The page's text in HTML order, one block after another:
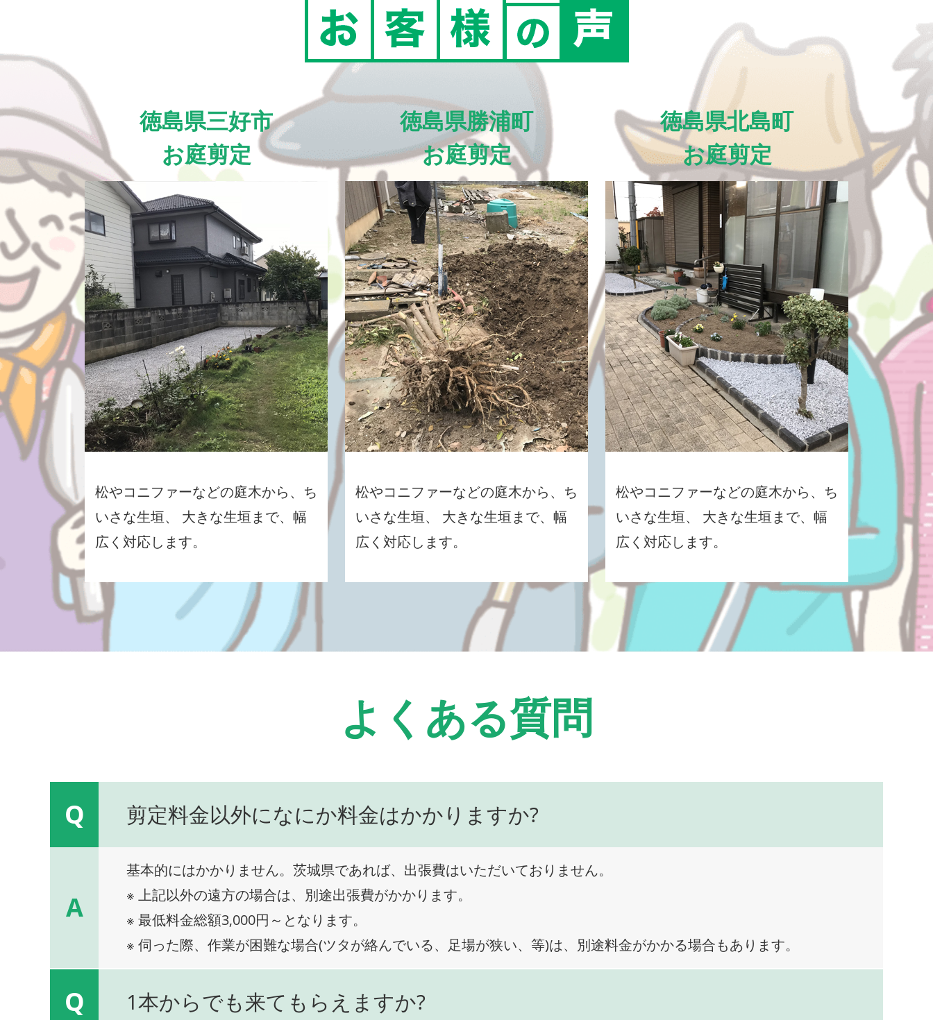
徳島県三好市
お庭剪定
松やコニファーなどの庭木から、ち
いさな生垣、 大きな生垣まで、幅
広く対応します。
徳島県勝浦町
お庭剪定
松やコニファーなどの庭木から、ち
いさな生垣、 大きな生垣まで、幅
広く対応します。
徳島県北島町
お庭剪定
松やコニファーなどの庭木から、ち
いさな生垣、 大きな生垣まで、幅
広く対応します。
よくある質問
Q 剪定料金以外になにか料金はかかりますか?
A
基本的にはかかりません。茨城県であれば、出張費はいただいておりません。
※ 上記以外の遠方の場合は、別途出張費がかかります。
※ 最低料金総額3,000円～となります。
※ 伺った際、作業が困難な場合(ツタが絡んでいる、足場が狭い、等)は、別途料金がかかる場合もあります。
Q 1本からでも来てもらえますか?